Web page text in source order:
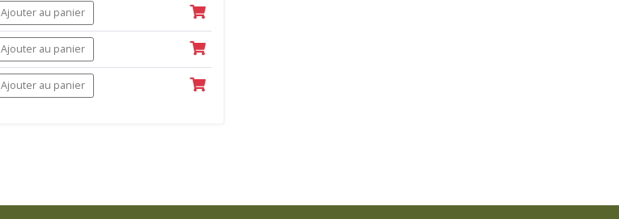
Ajouter au panier
Ajouter au panier
Ajouter au panier